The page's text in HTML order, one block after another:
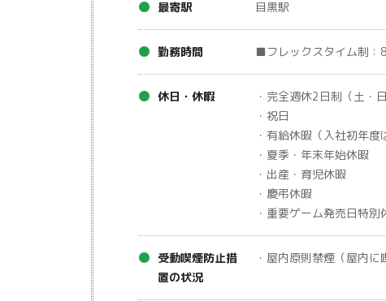
最寄駅 目黒駅
勤務時間 ■フレックスタイム制
休日・休暇
・完全週休2日制（土・日
・祝日
・有給休暇（入社初年度
・夏季・年末年始休暇
・出産・育児休暇
・慶弔休暇
・重要ゲーム発売日特別
受動喫煙防止措
置の状況
・屋内原則禁煙（屋内に